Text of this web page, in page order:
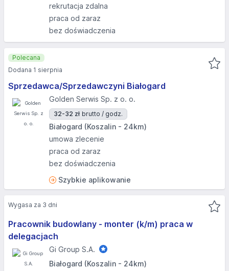
rekrutacja zdalna
praca od zaraz
bez doświadczenia
Sprzedawca/Sprzedawczyni Białogard
Golden Serwis Sp. z o. o.
32-32 zł brutto / godz.
Białogard (Koszalin - 24km)
umowa zlecenie
praca od zaraz
bez doświadczenia
Szybkie aplikowanie
Polecana
Dodana 1 sierpnia
Pracownik budowlany - monter (k/m) praca w
delegacjach
Gi Group S.A.
Białogard (Koszalin - 24km)
Wygasa za 3 dni